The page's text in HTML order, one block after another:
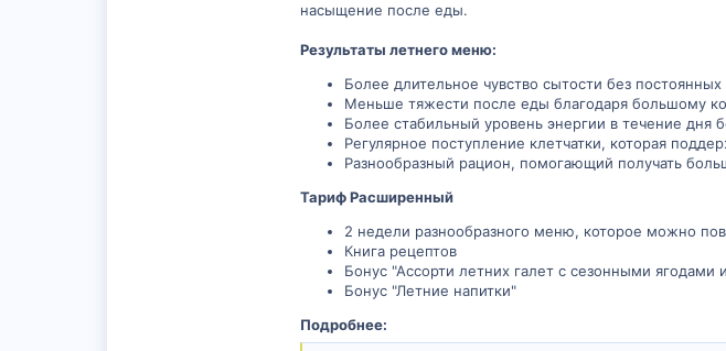
насыщение после еды.
Результаты летнего меню:
Более длительное чувство сытости без постоянных
Меньше тяжести после еды благодаря большому
Более стабильный уровень энергии в течение дня
Регулярное поступление клетчатки, которая
Разнообразный рацион, помогающий получать
Тариф Расширенный
2 недели разнообразного меню, которое можно
Книга рецептов
Бонус "Ассорти летних галет с сезонными ягодами
Бонус "Летние напитки"
Подробнее: